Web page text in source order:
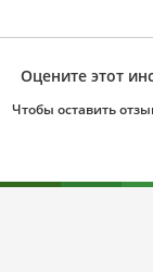
Оцените этот
Чтобы оставить